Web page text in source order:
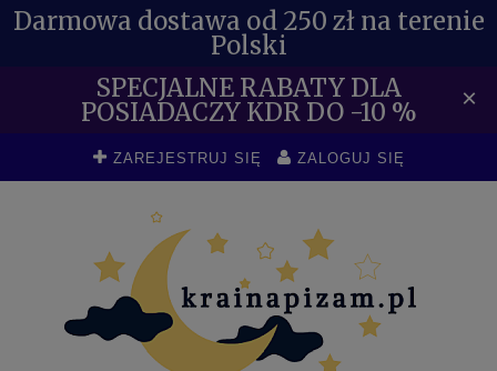
Darmowa dostawa od 250 zł na terenie
Polski
SPECJALNE RABATY DLA
POSIADACZY KDR DO -10 % ×
ZAREJESTRUJ SIĘ ZALOGUJ SIĘ